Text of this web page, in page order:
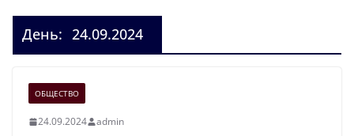
День: 24.09.2024
ОБЩЕСТВО
24.09.2024 admin